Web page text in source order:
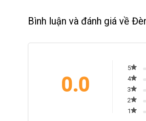
Bình luận và đánh giá về
0.0
5
4
3
2
1